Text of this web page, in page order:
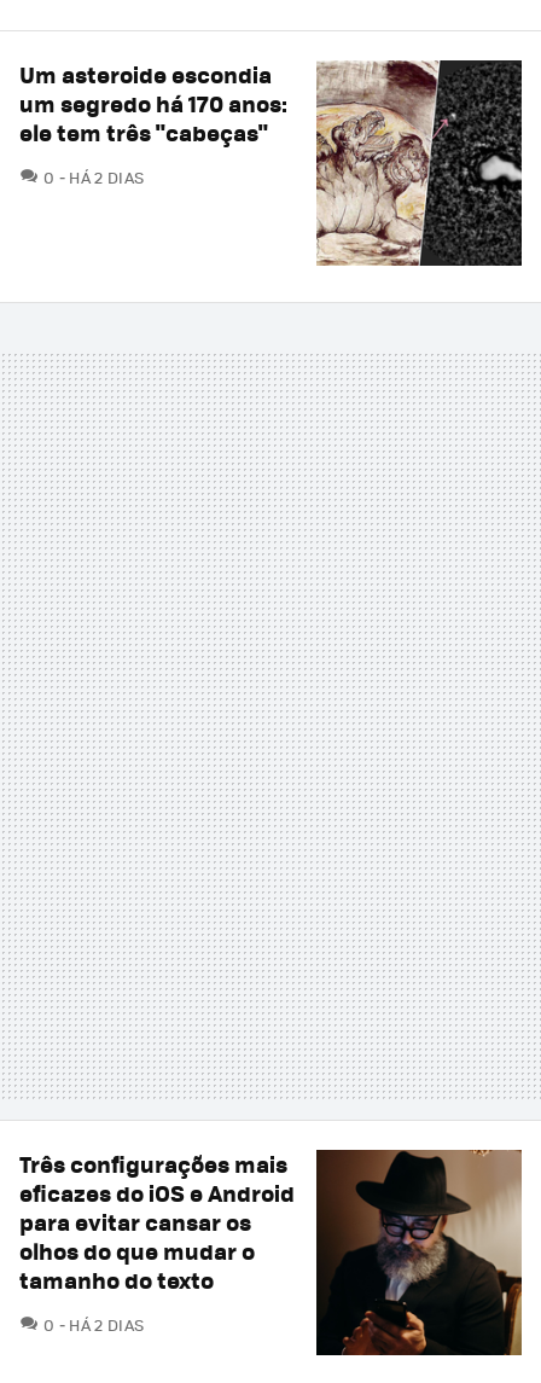
Um asteroide escondia
um segredo há 170 anos:
ele tem três "cabeças"
0 COMENTÁRIOS
HÁ 2 DIAS
Três configurações mais
eficazes do iOS e Android
para evitar cansar os
olhos do que mudar o
tamanho do texto
0 COMENTÁRIOS
HÁ 2 DIAS